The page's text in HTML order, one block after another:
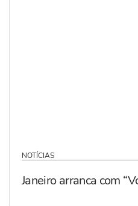
NOTÍCIAS
Janeiro arranca com